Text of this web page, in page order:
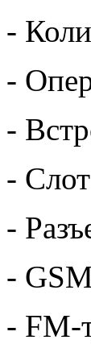
-
-
-
-
-
-
- FM-